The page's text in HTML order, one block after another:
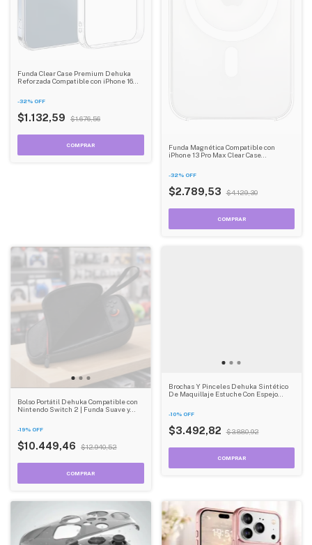
Funda Clear Case Premium Dehuka
Reforzada Compatible con iPhone 16
-32% OFF
$1.132,59 $1.676,56
Funda Magnética Compatible con
iPhone 13 Pro Max Clear Case
-32% OFF
$2.789,53 $4.129,30
Bolso Portátil Dehuka Compatible con
Nintendo Switch 2 | Funda Suave y
-19% OFF
$10.449,46 $12.940,52
Brochas Y Pinceles Dehuka Sintético
De Maquillaje Estuche Con Espejo
-10% OFF
$3.492,82 $3.880,92